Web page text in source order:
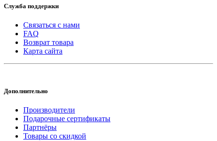
Служба поддержки
Связаться с нами
FAQ
Возврат товара
Карта сайта
Дополнительно
Производители
Подарочные сертификаты
Партнёры
Товары со скидкой